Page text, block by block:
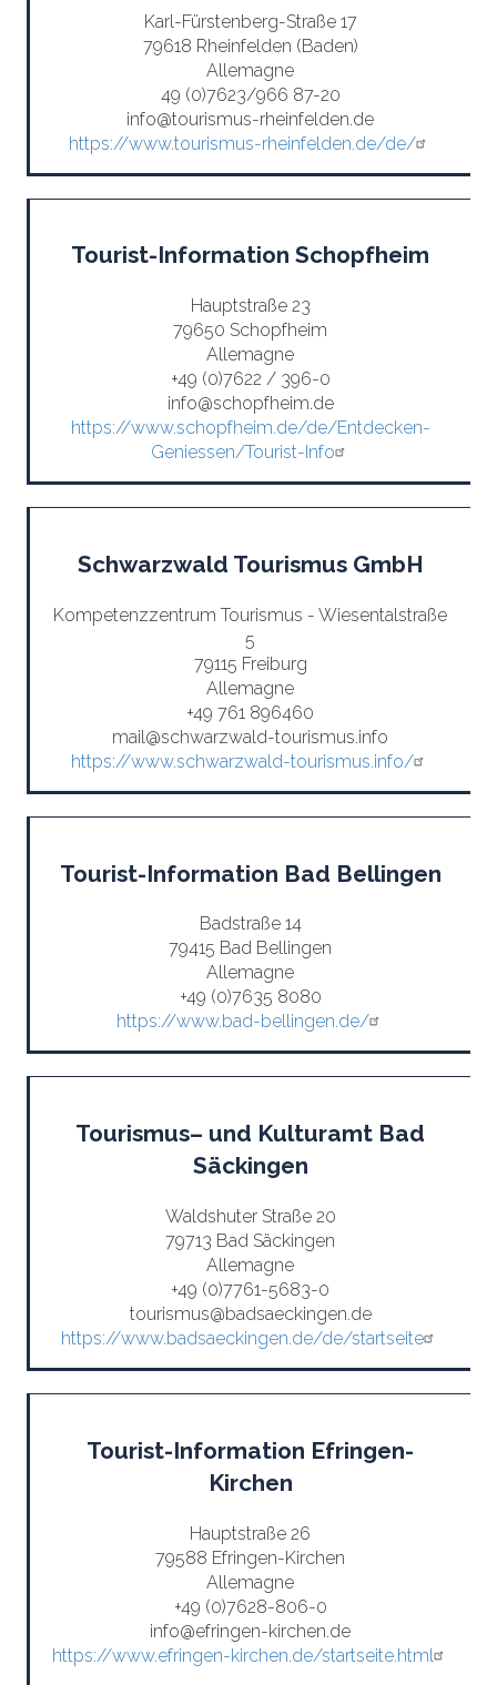
Karl-Fürstenberg-Straße 17
79618 Rheinfelden (Baden)
Allemagne
49 (0)7623/966 87-20
info@tourismus-rheinfelden.de
https://www.tourismus-rheinfelden.de/de/
Tourist-Information Schopfheim
Hauptstraße 23
79650 Schopfheim
Allemagne
+49 (0)7622 / 396-0
info@schopfheim.de
https://www.schopfheim.de/de/Entdecken-
Geniessen/Tourist-Info
Schwarzwald Tourismus GmbH
Kompetenzzentrum Tourismus - Wiesentalstraße
5
79115 Freiburg
Allemagne
+49 761 896460
mail@schwarzwald-tourismus.info
https://www.schwarzwald-tourismus.info/
Tourist-Information Bad Bellingen
Badstraße 14
79415 Bad Bellingen
Allemagne
+49 (0)7635 8080
https://www.bad-bellingen.de/
Tourismus– und Kulturamt Bad
Säckingen
Waldshuter Straße 20
79713 Bad Säckingen
Allemagne
+49 (0)7761-5683-0
tourismus@badsaeckingen.de
https://www.badsaeckingen.de/de/startseite
Tourist-Information Efringen-
Kirchen
Hauptstraße 26
79588 Efringen-Kirchen
Allemagne
+49 (0)7628-806-0
info@efringen-kirchen.de
https://www.efringen-kirchen.de/startseite.html